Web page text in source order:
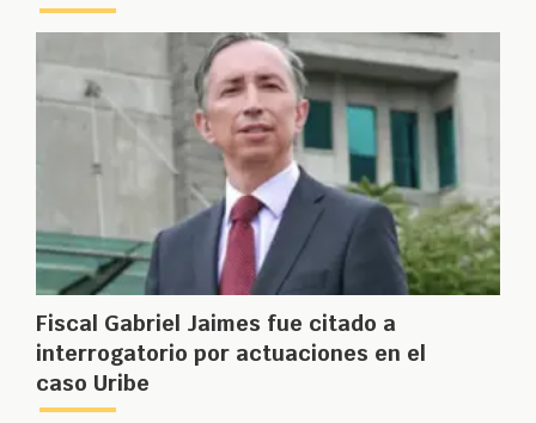
Fiscal Gabriel Jaimes fue citado a
interrogatorio por actuaciones en el
caso Uribe